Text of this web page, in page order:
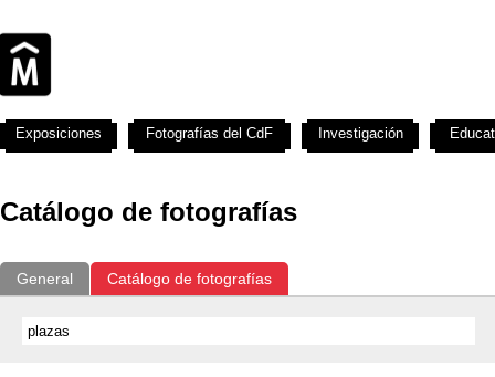
Catálogo de fotografías
General Catálogo de fotografías
Exposiciones Fotografías del CdF Investigación